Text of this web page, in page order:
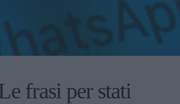
frasi per stati